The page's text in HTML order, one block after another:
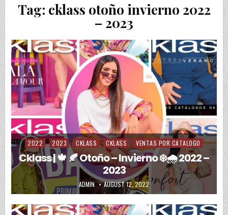
Tag: cklass otoño invierno 2022
– 2023
Posted in
2022 2023 CKLASS CKLASS VENTAS POR CATALOGO
Cklass | 🍁 🍂 Otoño – Invierno ❄️🌧️ 2022 –
2023
AUTHOR:
ADMIN PUBLISHED DATE:
AUGUST 12, 2022